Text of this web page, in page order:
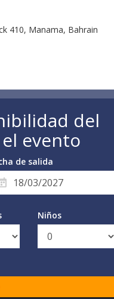
410, Manama, Bahrain
del
evento
de salida
Niños